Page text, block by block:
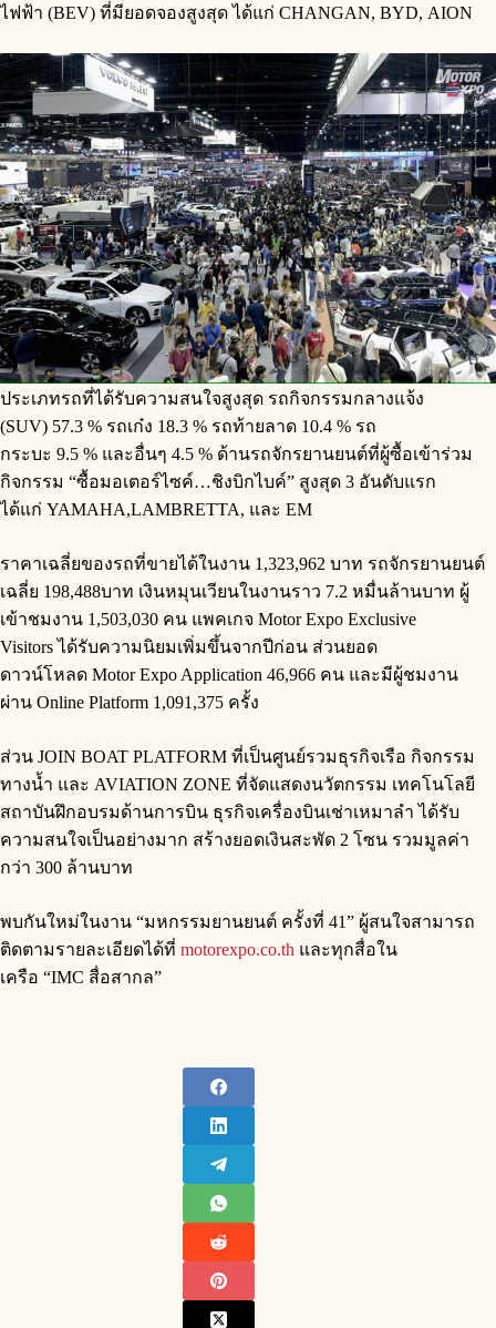
ไฟฟ้า (BEV) ที่มียอดจองสูงสุด ได้แก่ CHANGAN, BYD, AION
ประเภทรถที่ได้รับความสนใจสูงสุด รถกิจกรรมกลางแจ้ง
(SUV) 57.3 % รถเก๋ง 18.3 % รถท้ายลาด 10.4 % รถ
กระบะ 9.5 % และอื่นๆ 4.5 % ด้านรถจักรยานยนต์ที่ผู้ซื้อเข้าร่วม
กิจกรรม “ซื้อมอเตอร์ไซค์…ชิงบิกไบค์” สูงสุด 3 อันดับแรก
ได้แก่ YAMAHA,LAMBRETTA, และ EM
ราคาเฉลี่ยของรถที่ขายได้ในงาน 1,323,962 บาท รถจักรยานยนต์
เฉลี่ย 198,488บาท เงินหมุนเวียนในงานราว 7.2 หมื่นล้านบาท ผู้
เข้าชมงาน 1,503,030 คน แพคเกจ Motor Expo Exclusive
Visitors ได้รับความนิยมเพิ่มขึ้นจากปีก่อน ส่วนยอด
ดาวน์โหลด Motor Expo Application 46,966 คน และมีผู้ชมงาน
ผ่าน Online Platform 1,091,375 ครั้ง
ส่วน JOIN BOAT PLATFORM ที่เป็นศูนย์รวมธุรกิจเรือ กิจกรรม
ทางน้ำ และ AVIATION ZONE ที่จัดแสดงนวัตกรรม เทคโนโลยี
สถาบันฝึกอบรมด้านการบิน ธุรกิจเครื่องบินเช่าเหมาลำ ได้รับ
ความสนใจเป็นอย่างมาก สร้างยอดเงินสะพัด 2 โซน รวมมูลค่า
กว่า 300 ล้านบาท
พบกันใหม่ในงาน “มหกรรมยานยนต์ ครั้งที่ 41” ผู้สนใจสามารถ
ติดตามรายละเอียดได้ที่ motorexpo.co.th และทุกสื่อใน
เครือ “IMC สื่อสากล”